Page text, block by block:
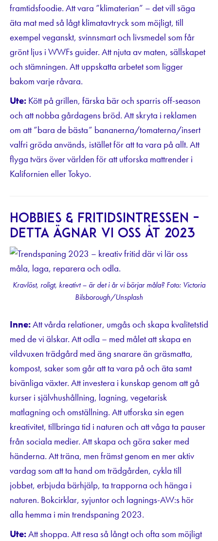
framtidsfoodie. Att vara ”klimaterian” – det vill säga
äta mat med så lågt klimatavtryck som möjligt, till
exempel veganskt, svinnsmart och livsmedel som får
grönt ljus i WWFs guider. Att njuta av maten, sällskapet
och stämningen. Att uppskatta arbetet som ligger
bakom varje råvara.
Ute: Kött på grillen, färska bär och sparris off-season
och att nobba gårdagens bröd. Att skryta i reklamen
om att ”bara de bästa” bananerna/tomaterna/insert
valfri gröda används, istället för att ta vara på allt. Att
flyga tvärs över världen för att utforska mattrender i
Kalifornien eller Tokyo.
Hobbies & fritidsintressen –
detta ägnar vi oss åt 2023
Kravlöst, roligt, kreativt – är det i år vi börjar måla? Foto: Victoria
Bilsborough/Unsplash
Inne:Att vårda relationer, umgås och skapa kvalitetstid
med de vi älskar. Att odla – med målet att skapa en
vildvuxen trädgård med äng snarare än gräsmatta,
kompost, saker som går att ta vara på och äta samt
bivänliga växter. Att investera i kunskap genom att gå
kurser i självhushållning, lagning, vegetarisk
matlagning och omställning. Att utforska sin egen
kreativitet, tillbringa tid i naturen och att våga ta pauser
från sociala medier. Att skapa och göra saker med
händerna. Att träna, men främst genom en mer aktiv
vardag som att ta hand om trädgården, cykla till
jobbet, erbjuda bärhjälp, ta trapporna och hänga i
naturen. Bokcirklar, syjuntor och lagnings-AW:s hör
alla hemma i min trendspaning 2023.
Ute:Att shoppa. Att resa så långt och ofta som möjligt